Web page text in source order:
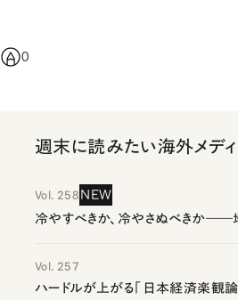
0
週末に読みたい海外メデ
Vol. 258 NEW
冷やすべきか、冷やさぬべきか――
Vol. 257
ハードルが上がる「日本経済楽観論